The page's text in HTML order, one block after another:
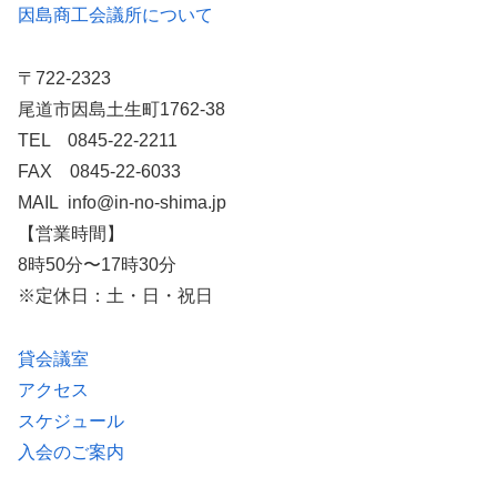
因島商工会議所について
〒722-2323
尾道市因島土生町1762-38
TEL 0845-22-2211
FAX 0845-22-6033
MAIL info@in-no-shima.jp
【営業時間】
8時50分〜17時30分
※定休日：土・日・祝日
貸会議室
アクセス
スケジュール
入会のご案内